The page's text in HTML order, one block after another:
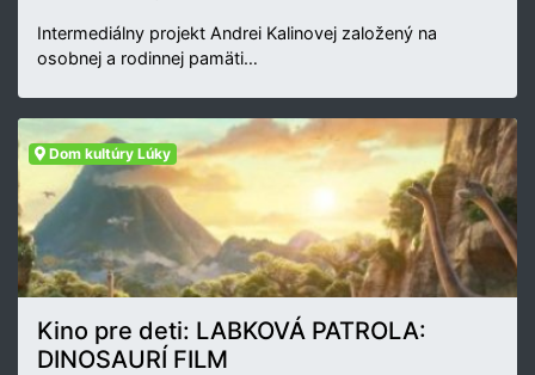
Intermediálny projekt Andrei Kalinovej založený na
osobnej a rodinnej pamäti…
Dom kultúry Lúky
Kino pre deti: LABKOVÁ PATROLA:
DINOSAURÍ FILM